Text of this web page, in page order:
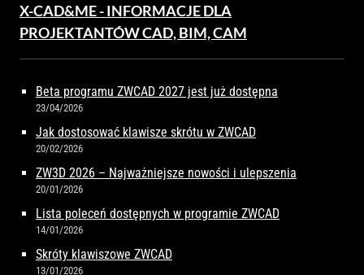
X-CAD&ME - INFORMACJE DLA
PROJEKTANTÓW CAD, BIM, CAM
Beta programu ZWCAD 2027 jest już dostępna
23/04/2026
Jak dostosować klawisze skrótu w ZWCAD
20/02/2026
ZW3D 2026 – Najważniejsze nowości i ulepszenia
20/01/2026
Lista poleceń dostępnych w programie ZWCAD
14/01/2026
Skróty klawiszowe ZWCAD
13/01/2026